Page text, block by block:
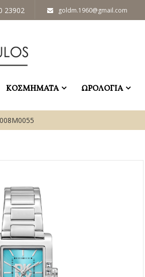
23902 goldm.1960@gmail.com
ΚΟΣΜΗΜΑΤΑ ΩΡΟΛΟΓΙΑ